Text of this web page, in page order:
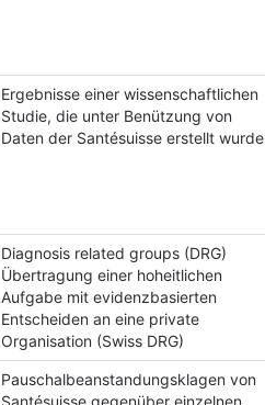
Ergebnisse einer wissenschaftlichen
Studie, die unter Benützung von
Daten der Santésuisse erstellt wurde
Diagnosis related groups (DRG)
Übertragung einer hoheitlichen
Aufgabe mit evidenzbasierten
Entscheiden an eine private
Organisation (Swiss DRG)
Pauschalbeanstandungsklagen von
Santésuisse gegenüber einzelnen